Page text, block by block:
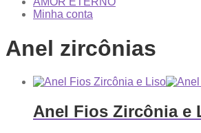
Minha conta
Anel zircônias
Anel Fios Zircônia e